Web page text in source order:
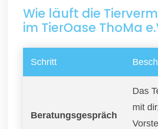
Wie läuft die
im TierOase ThoMa
Schritt
Beratungsgespräch
Das
mit